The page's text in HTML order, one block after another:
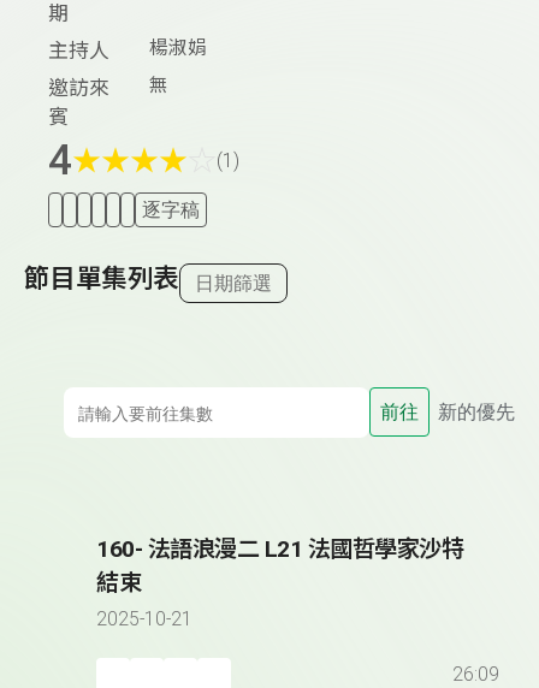
期
主持人 楊淑娟
邀訪來
賓
無
4★★★★ (1)
逐字稿
節目單集列表 日期篩選
前往 新的優先
160- 法語浪漫二 L21 法國哲學家沙特
結束
2025-10-21
26:09